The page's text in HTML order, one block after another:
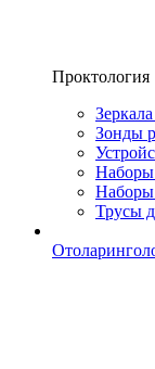
Проктология
Зонды
Наборы
Наборы
Трусы